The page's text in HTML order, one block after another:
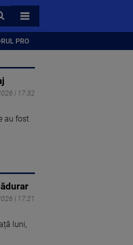
TOATE CATEGORIILE
PRO
| 17:32
au fost
| 17:21
luni,